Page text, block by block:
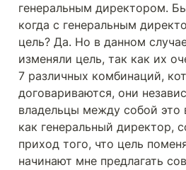
генеральным директором.
когда с генеральным
цель? Да. Но в данном
изменяли цель, так как их
7 различных комбинаций,
договариваются, они
владельцы между собой это
как генеральный директор,
приход того, что цель
начинают мне предлагать